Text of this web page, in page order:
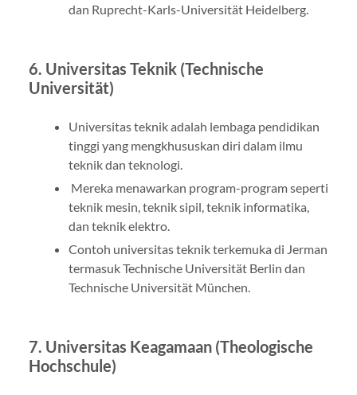
dan Ruprecht-Karls-Universität Heidelberg.
6. Universitas Teknik (Technische
Universität)
Universitas teknik adalah lembaga pendidikan
tinggi yang mengkhususkan diri dalam ilmu
teknik dan teknologi.
Mereka menawarkan program-program seperti
teknik mesin, teknik sipil, teknik informatika,
dan teknik elektro.
Contoh universitas teknik terkemuka di Jerman
termasuk Technische Universität Berlin dan
Technische Universität München.
7. Universitas Keagamaan (Theologische
Hochschule)